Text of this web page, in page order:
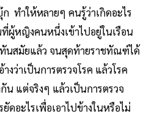
ทำให้หลายๆ คนรู้ว่าเกิดอะไร
ผู้หญิงคนหนึ่งเข้าไปอยู่ในเรือน
ทันสมัยแล้ว จนสุดท้ายราชทัณฑ์ได้
งว่าเป็นการตรวจโรค แล้วโรค
น แต่จริงๆ แล้วเป็นการตรวจ
ดอะไรเพื่อเอาไปข้างในหรือไม่